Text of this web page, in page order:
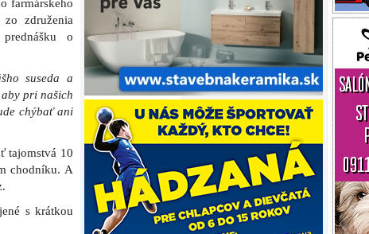
tu.
sa
, ktorá
Grammy a
hodine.
prosíme